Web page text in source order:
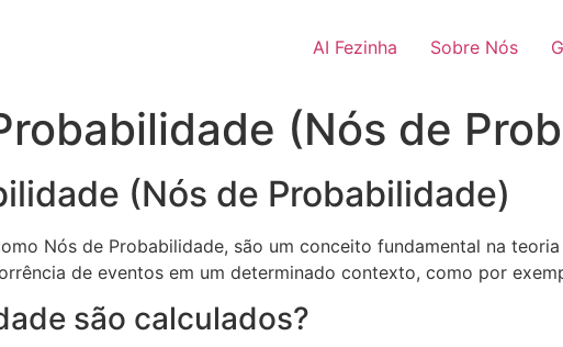
AI Fezinha Sobre Nós
(Nós de
(Nós de Probabilidade)
Nós de Probabilidade, são um conceito fundamental na
de eventos em um determinado contexto, como por
são calculados?